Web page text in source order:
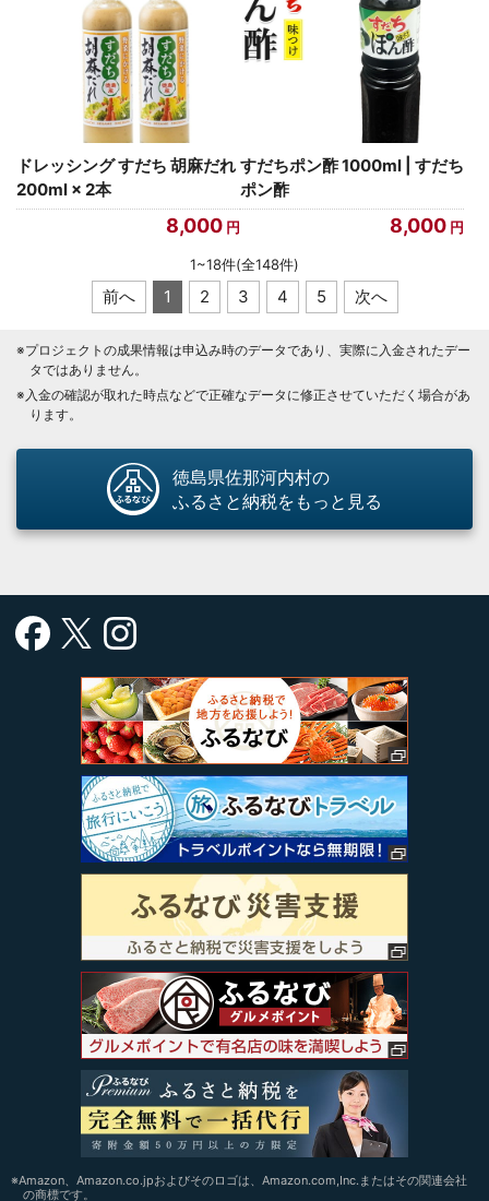
徳島県佐那河内村の
ふるさと納税をもっと見る
ドレッシング すだち 胡麻だれ
200ml × 2本
8,000
すだちポン酢 1000ml | すだち
ポン酢
8,000
1~18件(全148件)
前へ 1 2 3 4 5 次へ
※プロジェクトの成果情報は申込み時のデータであり、実際に入金されたデー
タではありません。
※入金の確認が取れた時点などで正確なデータに修正させていただく場合があ
ります。
※Amazon、Amazon.co.jpおよびそのロゴは、Amazon.com,Inc.またはその関連会社
の商標です。